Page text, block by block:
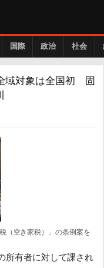
国際 政治 社会
域対象は全国初 固
（空き家税）」の条例案を
所有者に対して課され